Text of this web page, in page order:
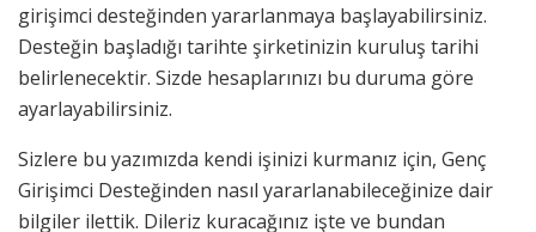
girişimci desteğinden yararlanmaya başlayabilirsiniz.
Desteğin başladığı tarihte şirketinizin kuruluş tarihi
belirlenecektir. Sizde hesaplarınızı bu duruma göre
ayarlayabilirsiniz.
Sizlere bu yazımızda kendi işinizi kurmanız için, Genç
Girişimci Desteğinden nasıl yararlanabileceğinize dair
bilgiler ilettik. Dileriz kuracağınız işte ve bundan